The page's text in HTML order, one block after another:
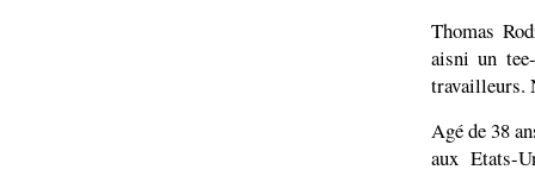
Thomas
aisni un
travailleurs.
Agé de 38
aux Etats-